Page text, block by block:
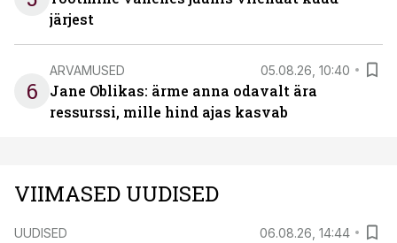
järjest
6
ARVAMUSED 05.08.26, 10:40
Jane Oblikas: ärme anna odavalt ära
ressurssi, mille hind ajas kasvab
VIIMASED UUDISED
UUDISED 06.08.26, 14:44